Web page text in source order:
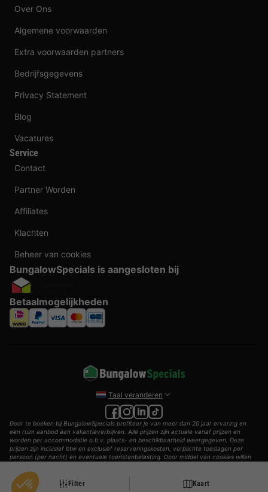
Filter Kaart
Over Ons
Algemene voorwaarden
Extra voorwaarden partners
Bedrijfsgegevens
Privacy Statement
Blog
Vacatures
Service
Contact
Partner Worden
Affiliates
Klachten
Beheer van cookies
BungalowSpecials is aangesloten bij
Betaalmogelijkheden
Taal veranderen
Door te boeken bij BungalowSpecials profiteer je van meer dan 20 jaar ervaring en
een ruim aanbod aan vakantieverblijven. Alle prijzen zijn actuele vanaf prijzen en
worden per accommodatie o.b.v. plaats- en beschikbaarheid weergegeven. Deze
prijzen zijn inclusief btw en exclusief reserveringskosten, verplichte toeslagen per
persoon (per nacht) en eventuele toeristenbelasting. Door middel van cookies willen
© 2002 - 2025 AddGuests B.V. Alle rechten voorbehouden.